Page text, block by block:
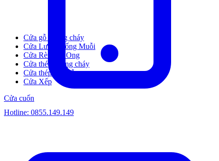
Hotline: 0855.149.149
Cửa gỗ chống cháy
Cửa Lưới Chống Muỗi
Cửa Rèm Tổ Ong
Cửa thép chống cháy
Cửa thép vân gỗ
Cửa Xếp
Cửa cuốn